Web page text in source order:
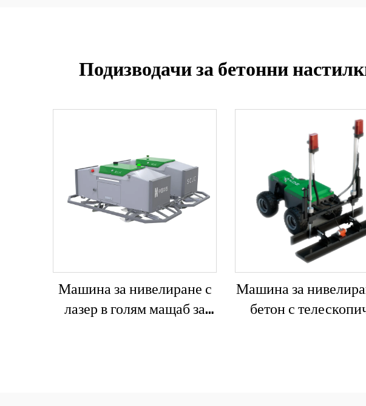
Подизводачи за бетонни
Машина за нивелиране с
лазер в голям мащаб за
Машина за
бетон с